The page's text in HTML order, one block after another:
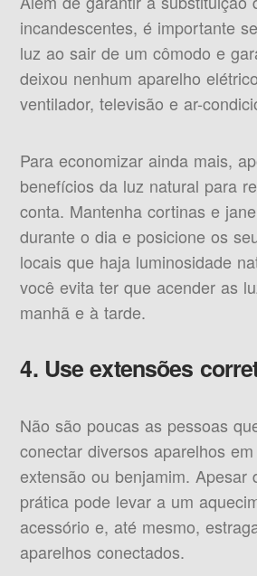
incandescentes, é importante
luz ao sair de um cômodo e
deixou nenhum aparelho
ventilador, televisão e ar-
Para economizar ainda mais,
benefícios da luz natural para
conta. Mantenha cortinas e
durante o dia e posicione os
locais que haja luminosidade
você evita ter que acender as
manhã e à tarde.
4. Use extensões
Não são poucas as pessoas
conectar diversos aparelhos
extensão ou benjamim. Apesar
prática pode levar a um
acessório e, até mesmo,
aparelhos conectados.